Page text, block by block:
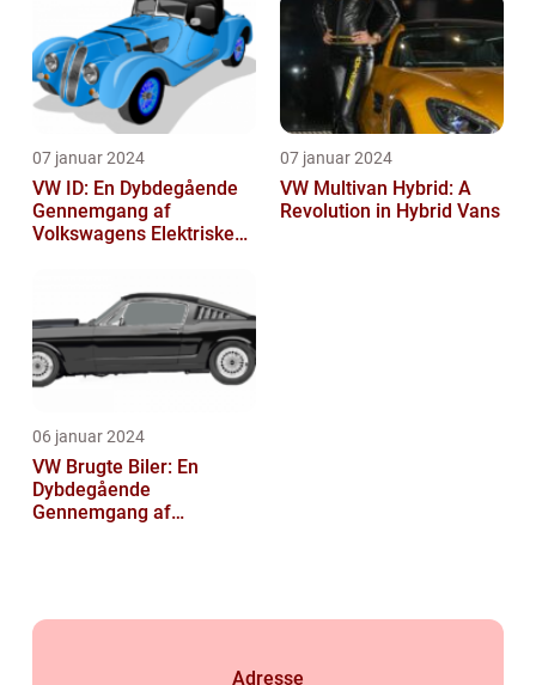
07 januar 2024
VW ID: En Dybdegående
Gennemgang af
Volkswagens Elektriske
07 januar 2024
VW Multivan Hybrid: A
Revolution in Hybrid Vans
06 januar 2024
VW Brugte Biler: En
Dybdegående
Gennemgang af
Adresse